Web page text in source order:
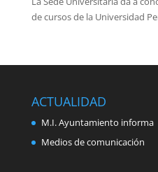
de cursos de la Universidad
ACTUALIDAD
M.I. Ayuntamiento informa
Medios de comunicación